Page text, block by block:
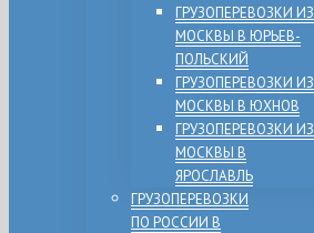
ГРУЗОПЕРЕВОЗКИ ИЗ
МОСКВЫ В ЮРЬЕВ-
ПОЛЬСКИЙ
ГРУЗОПЕРЕВОЗКИ ИЗ
МОСКВЫ В ЮХНОВ
ГРУЗОПЕРЕВОЗКИ ИЗ
МОСКВЫ В
ЯРОСЛАВЛЬ
ГРУЗОПЕРЕВОЗКИ
ПО РОССИИ В